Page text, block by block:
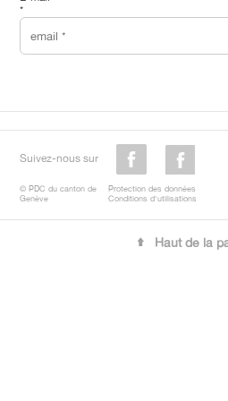
*
Suivez-nous sur
© PDC du canton de
Genève
Protection des données
Conditions d'utilisations
Haut de la